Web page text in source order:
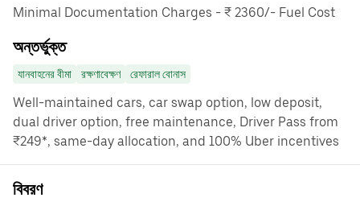
Minimal Documentation Charges - ₹ 2360/- Fuel Cost
অন্তর্ভুক্ত
যানবাহনের বীমা রক্ষণাবেক্ষণ রেফারাল বোনাস
Well-maintained cars, car swap option, low deposit,
dual driver option, free maintenance, Driver Pass from
₹249*, same-day allocation, and 100% Uber incentives
বিবরণ